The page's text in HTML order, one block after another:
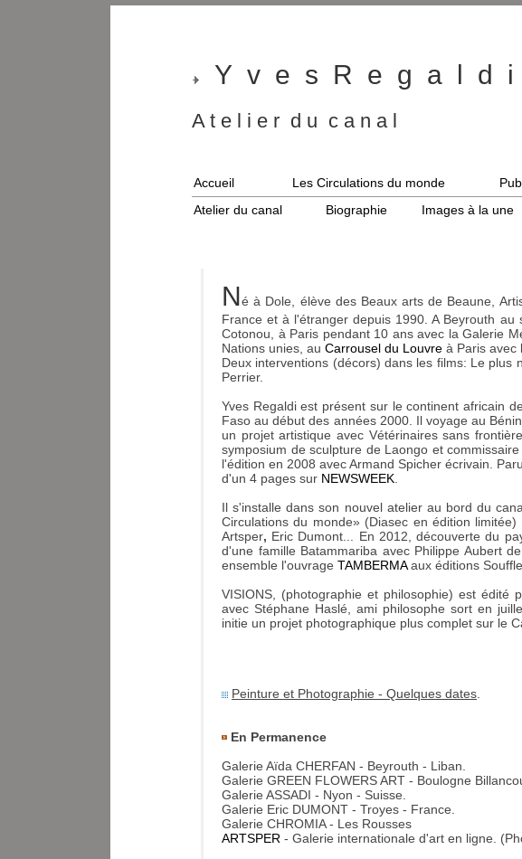
Y v e s R e g a l d i
A t e l i e r d u c a n a l
Accueil Les Circulations du monde
Atelier du canal
Biographie Images à la une
Né à Dole, élève des Beaux arts de Beaune,
France et à l'étranger depuis 1990. A Beyrouth au
Cotonou, à Paris pendant 10 ans avec la Galerie
Nations unies, au Carrousel du Louvre à Paris avec
Deux interventions (décors) dans les films: Le plus
Perrier.
Yves Regaldi est présent sur le continent africain
Faso au début des années 2000. Il voyage au
un projet artistique avec Vétérinaires sans
symposium de sculpture de Laongo et
l'édition en 2008 avec Armand Spicher écrivain.
d'un 4 pages sur NEWSWEEK
Il s'installe dans son nouvel atelier au bord du
Circulations du monde» (Diasec en édition
Artsper, Eric Dumont... En 2012, découverte du
d'une famille Batammariba avec Philippe Aubert
ensemble l'ouvrage TAMBERMAaux éditions
VISIONS, (photographie et philosophie) est édité
avec Stéphane Haslé, ami philosophe sort en
initie un projet photographique plus complet sur le
Peinture et Photographie - Quelques dates
En Permanence
Galerie Aïda CHERFAN - Beyrouth - Liban.
Galerie GREEN FLOWERS ART - Boulogne
Galerie ASSADI - Nyon - Suisse.
Galerie Eric DUMONT - Troyes - France.
Galerie CHROMIA - Les Rousses
ARTSPER - Galerie internationale d'art en ligne.